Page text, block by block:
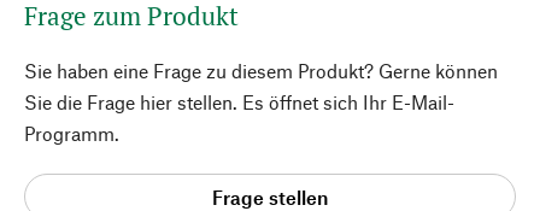
Frage zum Produkt
Sie haben eine Frage zu diesem Produkt? Gerne können
Sie die Frage hier stellen. Es öffnet sich Ihr E-Mail-
Programm.
Frage stellen